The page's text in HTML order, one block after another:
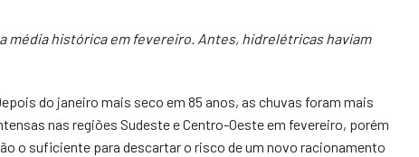
média histórica em fevereiro. Antes, hidrelétricas haviam
do janeiro mais seco em 85 anos, as chuvas foram mais
nas regiões Sudeste e Centro-Oeste em fevereiro, porém
o suficiente para descartar o risco de um novo racionamento